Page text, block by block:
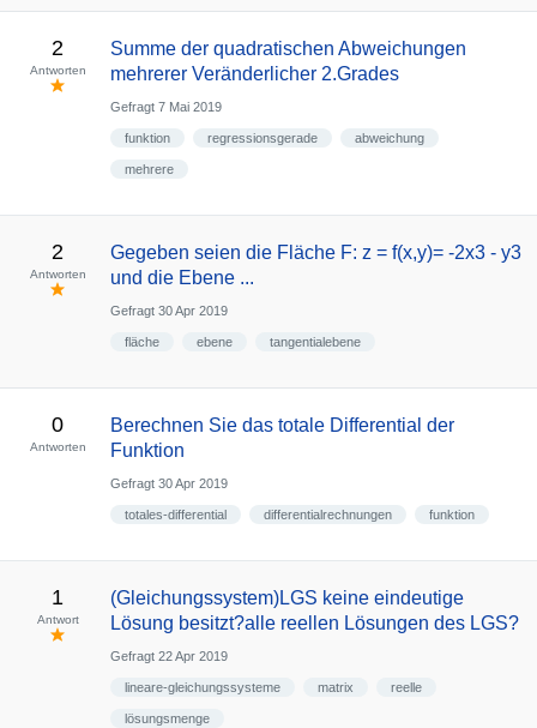
2
Antworten
Summe der quadratischen Abweichungen
mehrerer Veränderlicher 2.Grades
Gefragt 7 Mai 2019
funktion regressionsgerade abweichung
mehrere
2
Antworten
Gegeben seien die Fläche F: z = f(x,y)= -2x3 - y3
und die Ebene ...
Gefragt 30 Apr 2019
fläche ebene tangentialebene
0
Antworten
Berechnen Sie das totale Differential der
Funktion
Gefragt 30 Apr 2019
totales-differential differentialrechnungen funktion
1
Antwort
(Gleichungssystem)LGS keine eindeutige
Lösung besitzt?alle reellen Lösungen des LGS?
Gefragt 22 Apr 2019
lineare-gleichungssysteme matrix reelle
lösungsmenge